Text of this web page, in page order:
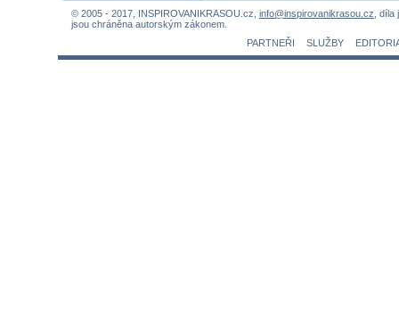
© 2005 - 2017, INSPIROVANIKRASOU.cz, info@inspirovanikrasou.cz, díla
jsou chráněna autorským zákonem.
PARTNEŘI
SLUŽBY